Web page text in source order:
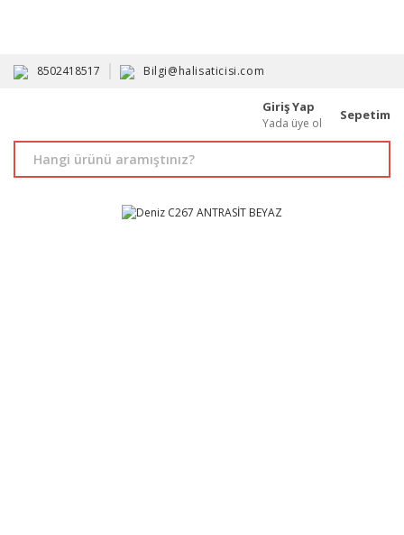
8502418517 Bilgi@halisaticisi.com
Giriş Yap
Yada üye ol
Sepetim